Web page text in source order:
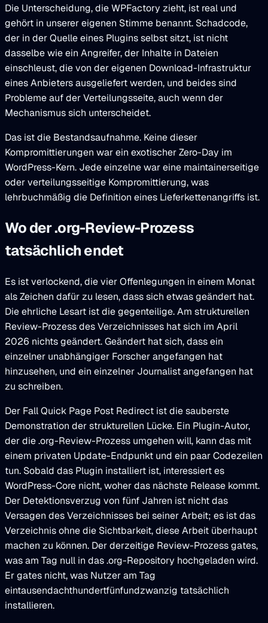
Die Unterscheidung, die WPFactory zieht, ist real und
gehört in unserer eigenen Stimme benannt. Schadcode,
der in der Quelle eines Plugins selbst sitzt, ist nicht
dasselbe wie ein Angreifer, der Inhalte in Dateien
einschleust, die von der eigenen Download-Infrastruktur
eines Anbieters ausgeliefert werden, und beides sind
Probleme auf der Verteilungsseite, auch wenn der
Mechanismus sich unterscheidet.
Das ist die Bestandsaufnahme. Keine dieser
Kompromittierungen war ein exotischer Zero-Day im
WordPress-Kern. Jede einzelne war eine maintainerseitige
oder verteilungsseitige Kompromittierung, was
lehrbuchmäßig die Definition eines Lieferkettenangriffs ist.
Wo der .org-Review-Prozess
tatsächlich endet
Es ist verlockend, die vier Offenlegungen in einem Monat
als Zeichen dafür zu lesen, dass sich etwas geändert hat.
Die ehrliche Lesart ist die gegenteilige. Am strukturellen
Review-Prozess des Verzeichnisses hat sich im April
2026 nichts geändert. Geändert hat sich, dass ein
einzelner unabhängiger Forscher angefangen hat
hinzusehen, und ein einzelner Journalist angefangen hat
zu schreiben.
Der Fall Quick Page Post Redirect ist die sauberste
Demonstration der strukturellen Lücke. Ein Plugin-Autor,
der die .org-Review-Prozess umgehen will, kann das mit
einem privaten Update-Endpunkt und ein paar Codezeilen
tun. Sobald das Plugin installiert ist, interessiert es
WordPress-Core nicht, woher das nächste Release kommt.
Der Detektionsverzug von fünf Jahren ist nicht das
Versagen des Verzeichnisses bei seiner Arbeit; es ist das
Verzeichnis ohne die Sichtbarkeit, diese Arbeit überhaupt
machen zu können. Der derzeitige Review-Prozess gates,
was am Tag null in das .org-Repository hochgeladen wird.
Er gates nicht, was Nutzer am Tag
eintausendachthundertfünfundzwanzig tatsächlich
installieren.